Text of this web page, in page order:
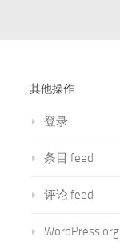
其他操作
登录
条目 feed
评论 feed
WordPress.org